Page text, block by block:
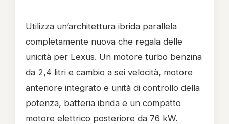
Utilizza un’architettura ibrida parallela
completamente nuova che regala delle
unicità per Lexus. Un motore turbo benzina
da 2,4 litri e cambio a sei velocità, motore
anteriore integrato e unità di controllo della
potenza, batteria ibrida e un compatto
motore elettrico posteriore da 76 kW.